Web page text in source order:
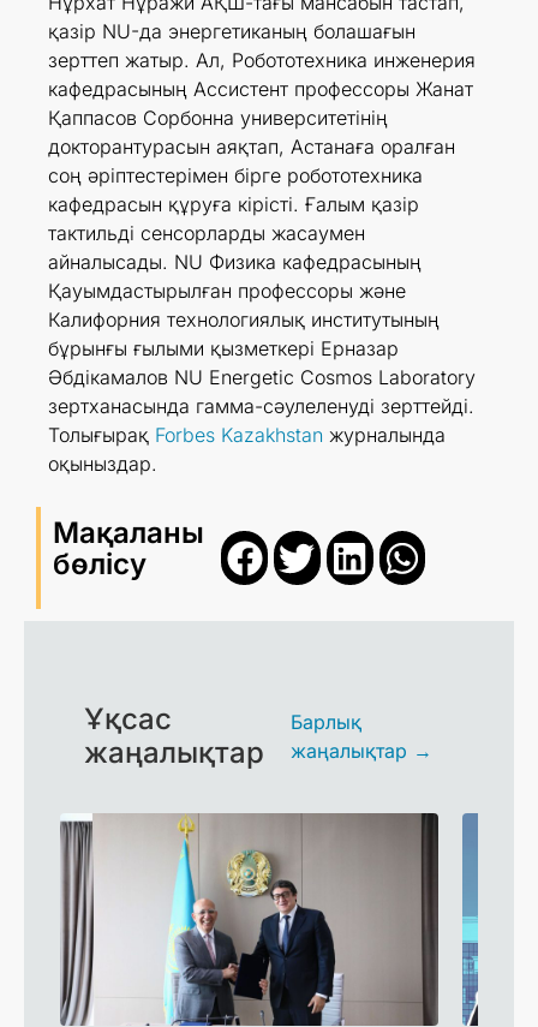
қазір NU-да энергетиканың болашағын
зерттеп жатыр. Ал, Робототехника инженерия
кафедрасының Ассистент профессоры Жанат
Қаппасов Сорбонна университетінің
докторантурасын аяқтап, Астанаға оралған
соң әріптестерімен бірге робототехника
кафедрасын құруға кірісті. Ғалым қазір
тактильді сенсорларды жасаумен
айналысады. NU Физика кафедрасының
Қауымдастырылған профессоры және
Калифорния технологиялық институтының
бұрынғы ғылыми қызметкері Ерназар
Әбдікамалов NU Energetic Cosmos Laboratory
зертханасында гамма-сәулеленуді зерттейді.
Толығырақ Forbes Kazakhstan журналында
оқыныздар.
Мақаланы
бөлісу
Ұқсас
жаңалықтар
Барлық
жаңалықтар →